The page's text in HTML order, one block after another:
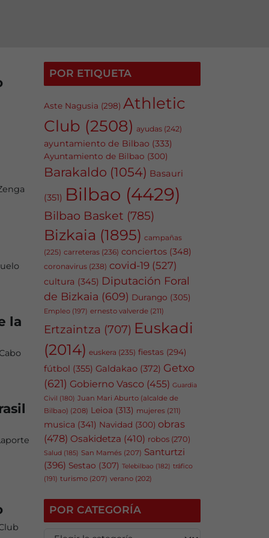
la
POR ETIQUETA
Aste Nagusia (298) Athletic
Club (2508) ayudas (242)
ayuntamiento de Bilbao (333)
Ayuntamiento de Bilbao (300)
Barakaldo (1054) Basauri
(351) Bilbao (4429)
Bilbao Basket (785)
Bizkaia (1895) campañas
(225) carreteras (236) conciertos (348)
coronavirus (238) covid-19 (527)
cultura (345) Diputación Foral
de Bizkaia (609) Durango (305)
Empleo (197) ernesto valverde (211)
Ertzaintza (707) Euskadi
(2014) euskera (235) fiestas (294)
fútbol (355) Galdakao (372) Getxo
(621) Gobierno Vasco (455) Guardia
Civil (180) Juan Mari Aburto (alcalde de
Bilbao) (208) Leioa (313) mujeres (211)
musica (341) Navidad (300) obras
(478) Osakidetza (410) robos (270)
Salud (185) San Mamés (207) Santurtzi
(396) Sestao (307) Telebilbao (182) tráfico
(191) turismo (207) verano (202)
POR CATEGORÍA